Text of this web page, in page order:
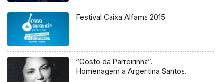
Festival Caixa Alfama 2015
“Gosto da Parreirinha”.
Homenagem a Argentina Santos.